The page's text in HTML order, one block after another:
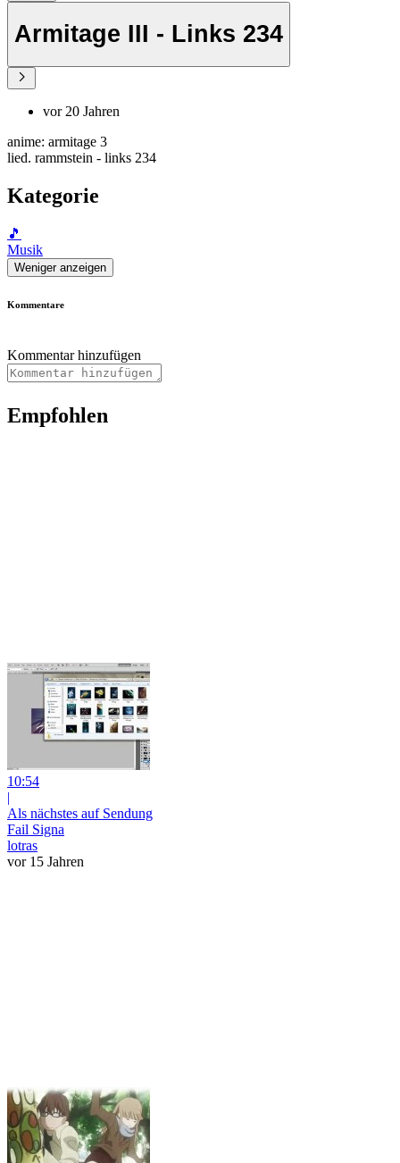
Armitage III - Links 234
vor 20 Jahren
anime: armitage 3
lied. rammstein - links 234
Kategorie
🎵
Musik
Weniger anzeigen
Kommentare
Kommentar hinzufügen
Empfohlen
10:54
|
Als nächstes auf Sendung
Fail Signa
lotras
vor 15 Jahren